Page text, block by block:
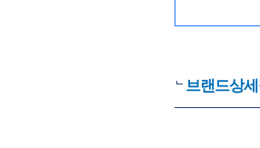
브랜드상